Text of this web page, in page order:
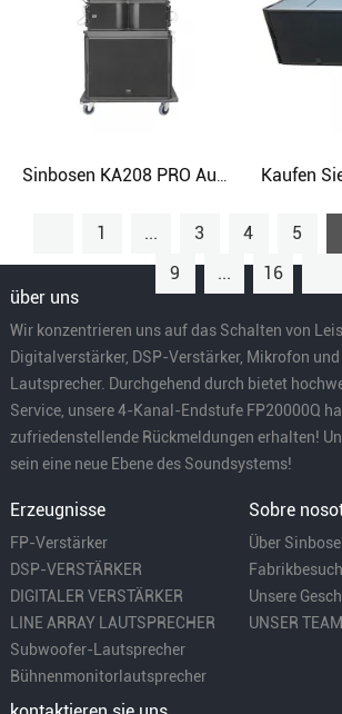
1 ... 3 4 5
9
...
16
über uns
Wir konzentrieren uns auf das Schalten von
Digitalverstärker, DSP-Verstärker, Mikrofon
Lautsprecher. Durchgehend durch bietet
Service, unsere 4-Kanal-Endstufe FP20000Q
zufriedenstellende Rückmeldungen erhalten!
sein eine neue Ebene des Soundsystems!
Erzeugnisse
FP-Verstärker
DSP-VERSTÄRKER
DIGITALER VERSTÄRKER
LINE ARRAY LAUTSPRECHER
Subwoofer-Lautsprecher
Bühnenmonitorlautsprecher
Sobre
Über
Fabrikbesuch
Unsere
UNSER TEAM